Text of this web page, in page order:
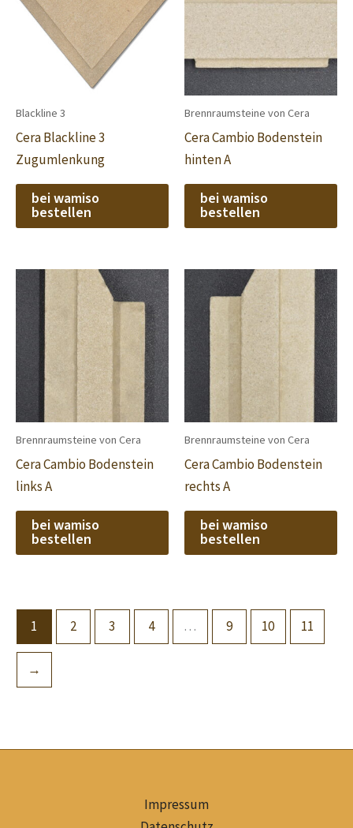
Blackline 3
Cera Blackline 3
Zugumlenkung
bei wamiso
bestellen
Brennraumsteine von Cera
Cera Cambio Bodenstein
hinten A
bei wamiso
bestellen
Brennraumsteine von Cera
Cera Cambio Bodenstein
links A
bei wamiso
bestellen
Brennraumsteine von Cera
Cera Cambio Bodenstein
rechts A
bei wamiso
bestellen
1 2 3 4 … 9 10 11
→
Impressum